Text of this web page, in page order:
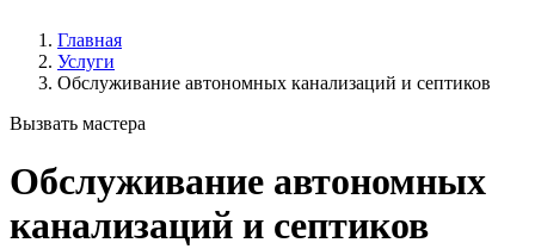
Главная
Услуги
Обслуживание автономных канализаций и септиков
Вызвать мастера
Обслуживание автономных
канализаций и септиков